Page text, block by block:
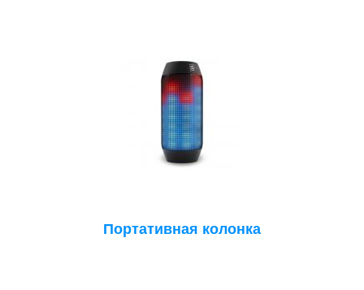
Портативная колонка